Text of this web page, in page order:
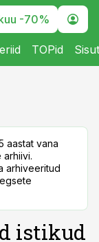
-70%
TOPid
aastat vana
arhiivi.
arhiveeritud
istikud